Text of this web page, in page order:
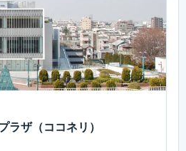
ラザ（ココネリ）